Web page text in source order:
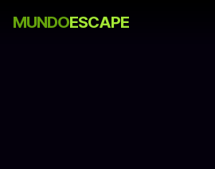
MUNDOESCAPE